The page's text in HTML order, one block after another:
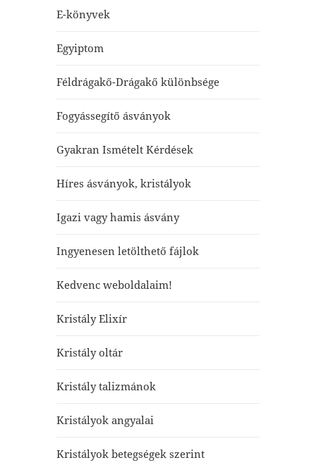
E-könyvek
Egyiptom
Féldrágakő-Drágakő különbsége
Fogyássegítő ásványok
Gyakran Ismételt Kérdések
Híres ásványok, kristályok
Igazi vagy hamis ásvány
Ingyenesen letölthető fájlok
Kedvenc weboldalaim!
Kristály Elixír
Kristály oltár
Kristály talizmánok
Kristályok angyalai
Kristályok betegségek szerint